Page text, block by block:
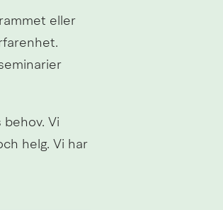
eller
Vi
helg. Vi har